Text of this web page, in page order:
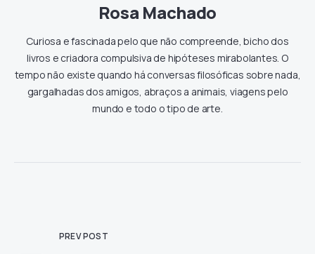
Rosa Machado
Curiosa e fascinada pelo que não compreende, bicho dos
livros e criadora compulsiva de hipóteses mirabolantes. O
tempo não existe quando há conversas filosóficas sobre nada,
gargalhadas dos amigos, abraços a animais, viagens pelo
mundo e todo o tipo de arte.
PREV POST